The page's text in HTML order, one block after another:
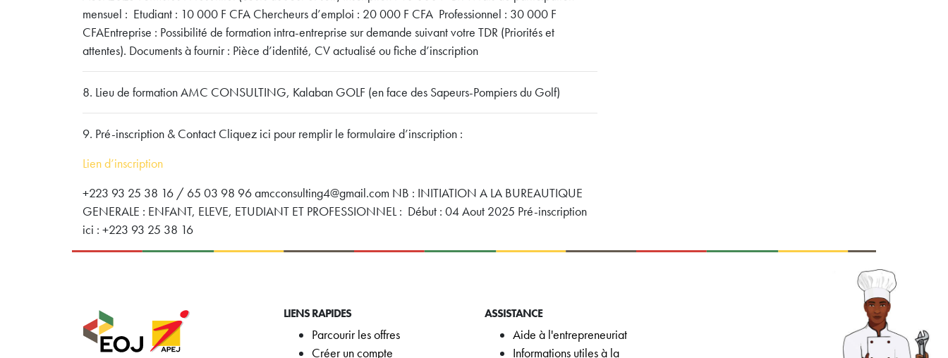
mensuel : Etudiant : 10 000 F CFA Chercheurs d’emploi : 20 000 F CFA Professionnel : 30 000 F
CFAEntreprise : Possibilité de formation intra-entreprise sur demande suivant votre TDR (Priorités et
attentes). Documents à fournir : Pièce d’identité, CV actualisé ou fiche d’inscription
8. Lieu de formation AMC CONSULTING, Kalaban GOLF (en face des Sapeurs-Pompiers du Golf)
9. Pré-inscription & Contact Cliquez ici pour remplir le formulaire d’inscription :
Lien d’inscription
+223 93 25 38 16 / 65 03 98 96 amcconsulting4@gmail.com NB : INITIATION A LA BUREAUTIQUE
GENERALE : ENFANT, ELEVE, ETUDIANT ET PROFESSIONNEL : Début : 04 Aout 2025 Pré-inscription
ici : +223 93 25 38 16
LIENS RAPIDES
Parcourir les offres
Créer un compte
ASSISTANCE
Aide à l'entrepreneuriat
Informations utiles à la